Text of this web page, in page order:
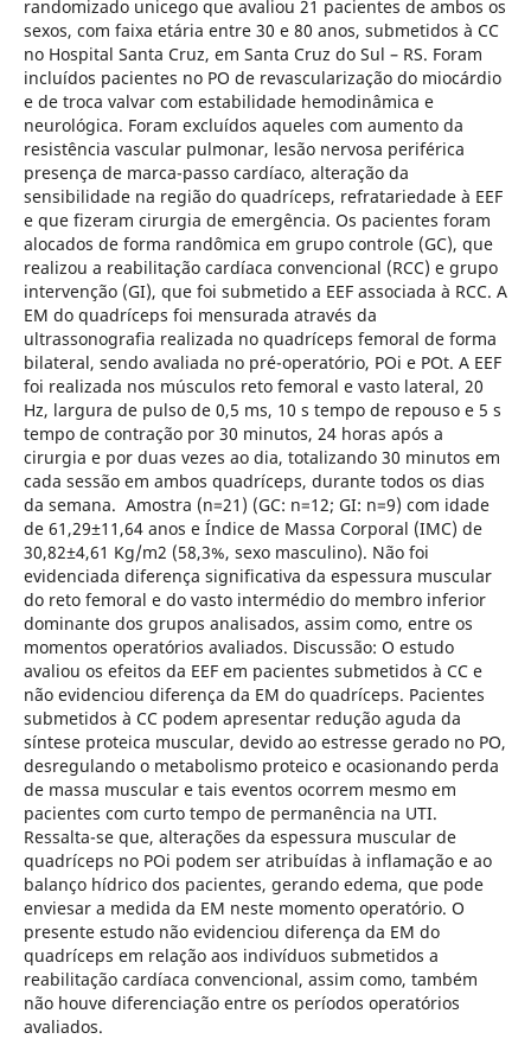
randomizado unicego que avaliou 21 pacientes de ambos os
sexos, com faixa etária entre 30 e 80 anos, submetidos à CC
no Hospital Santa Cruz, em Santa Cruz do Sul – RS. Foram
incluídos pacientes no PO de revascularização do miocárdio
e de troca valvar com estabilidade hemodinâmica e
neurológica. Foram excluídos aqueles com aumento da
resistência vascular pulmonar, lesão nervosa periférica
presença de marca-passo cardíaco, alteração da
sensibilidade na região do quadríceps, refratariedade à EEF
e que fizeram cirurgia de emergência. Os pacientes foram
alocados de forma randômica em grupo controle (GC), que
realizou a reabilitação cardíaca convencional (RCC) e grupo
intervenção (GI), que foi submetido a EEF associada à RCC. A
EM do quadríceps foi mensurada através da
ultrassonografia realizada no quadríceps femoral de forma
bilateral, sendo avaliada no pré-operatório, POi e POt. A EEF
foi realizada nos músculos reto femoral e vasto lateral, 20
Hz, largura de pulso de 0,5 ms, 10 s tempo de repouso e 5 s
tempo de contração por 30 minutos, 24 horas após a
cirurgia e por duas vezes ao dia, totalizando 30 minutos em
cada sessão em ambos quadríceps, durante todos os dias
da semana. Amostra (n=21) (GC: n=12; GI: n=9) com idade
de 61,29±11,64 anos e Índice de Massa Corporal (IMC) de
30,82±4,61 Kg/m2 (58,3%, sexo masculino). Não foi
evidenciada diferença significativa da espessura muscular
do reto femoral e do vasto intermédio do membro inferior
dominante dos grupos analisados, assim como, entre os
momentos operatórios avaliados. Discussão: O estudo
avaliou os efeitos da EEF em pacientes submetidos à CC e
não evidenciou diferença da EM do quadríceps. Pacientes
submetidos à CC podem apresentar redução aguda da
síntese proteica muscular, devido ao estresse gerado no PO,
desregulando o metabolismo proteico e ocasionando perda
de massa muscular e tais eventos ocorrem mesmo em
pacientes com curto tempo de permanência na UTI.
Ressalta-se que, alterações da espessura muscular de
quadríceps no POi podem ser atribuídas à inflamação e ao
balanço hídrico dos pacientes, gerando edema, que pode
enviesar a medida da EM neste momento operatório. O
presente estudo não evidenciou diferença da EM do
quadríceps em relação aos indivíduos submetidos a
reabilitação cardíaca convencional, assim como, também
não houve diferenciação entre os períodos operatórios
avaliados.